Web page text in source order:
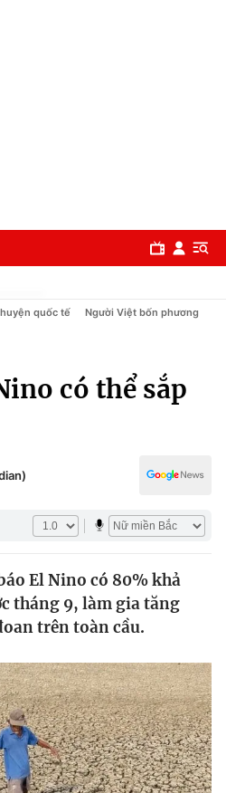
quốc tế Người Việt bốn phương
có thể sắp
El Nino có 80% khả
tháng 9, làm gia tăng
trên toàn cầu.